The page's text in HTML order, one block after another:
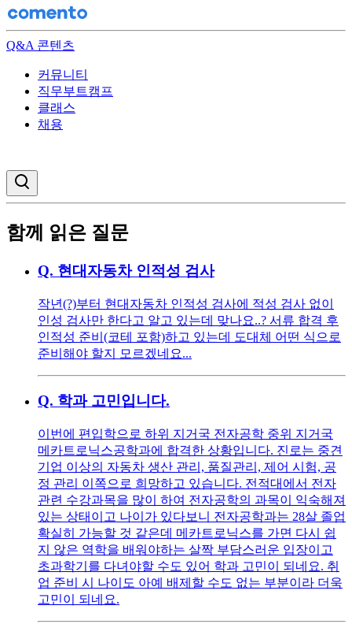
Q&A 콘텐츠
커뮤니티
직무부트캠프
클래스
채용
함께 읽은 질문
Q. 현대자동차 인적성 검사
작년(?)부터 현대자동차 인적성 검사에 적성 검사 없이
인성 검사만 한다고 알고 있는데 맞나요..? 서류 합격 후
인적성 준비(코테 포함)하고 있는데 도대체 어떤 식으로
준비해야 할지 모르겠네요...
Q. 학과 고민입니다.
이번에 편입학으로 하위 지거국 전자공학 중위 지거국
메카트로닉스공학과에 합격한 상황입니다. 진로는 중견
기업 이상의 자동차 생산 관리, 품질관리, 제어 시험, 공
정 관리 이쪽으로 희망하고 있습니다. 전적대에서 전자
관련 수강과목을 많이 하여 전자공학의 과목이 익숙해져
있는 상태이고 나이가 있다보니 전자공학과는 28살 졸업
확실히 가능할 것 같은데 메카트로닉스를 가면 다시 쉽
지 않은 역학을 배워야하는 살짝 부담스러운 입장이고
초과학기를 다녀야할 수도 있어 학과 고민이 되네요. 취
업 준비 시 나이도 아예 배제할 수도 없는 부분이라 더욱
고민이 되네요.